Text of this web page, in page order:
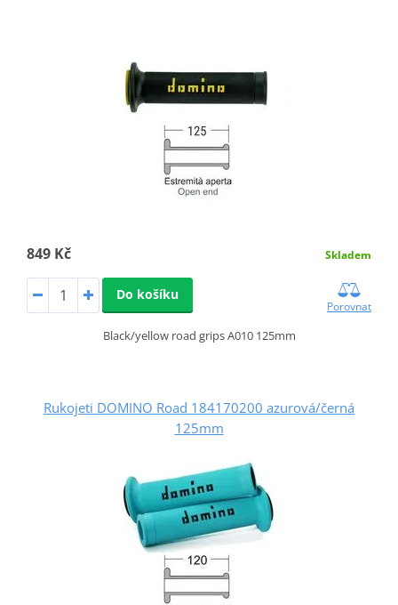
849 Kč Skladem
Do košíku
Porovnat
Black/yellow road grips A010 125mm
Rukojeti DOMINO Road 184170200 azurová/černá
125mm